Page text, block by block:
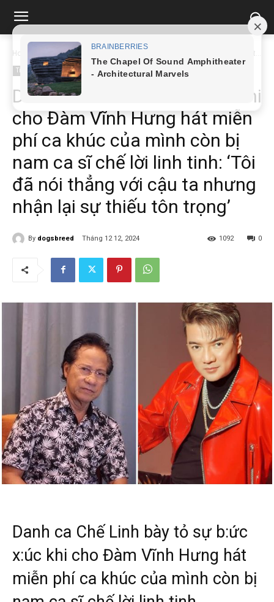
Home Tin tức Danh ca Chế Linh b:ức x:úc khi cho Đàm Vĩnh Hưng hát...
Tin tức
Danh ca Chế Linh b:ức x:úc khi
cho Đàm Vĩnh Hưng hát miễn
phí ca khúc của mình còn bị
nam ca sĩ chế lời linh tinh: ‘Tôi
đã nói thẳng với cậu ta nhưng
nhận lại sự thiếu tôn trọng’
By dogsbreed Tháng 12 12, 2024 0
1092
Danh ca Chế Linh bày tỏ sự b:ức
x:úc khi cho Đàm Vĩnh Hưng hát
miễn phí ca khúc của mình còn bị